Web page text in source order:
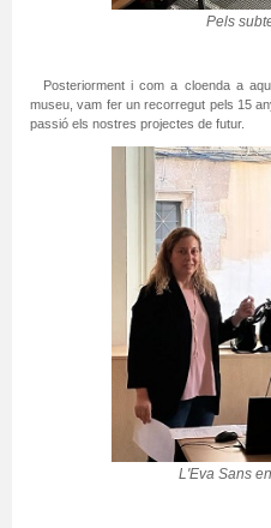
Pels
Posteriorment i com a cloenda a
museu, vam fer un recorregut pels 15
passió els nostres projectes de futur.
L'Eva Sans